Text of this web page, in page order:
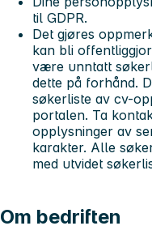
til GDPR.
Det gjøres
kan bli
være unntatt
dette på forhånd.
søkerliste av cv-
portalen. Ta
opplysninger av
karakter. Alle
med utvidet
Om bedriften